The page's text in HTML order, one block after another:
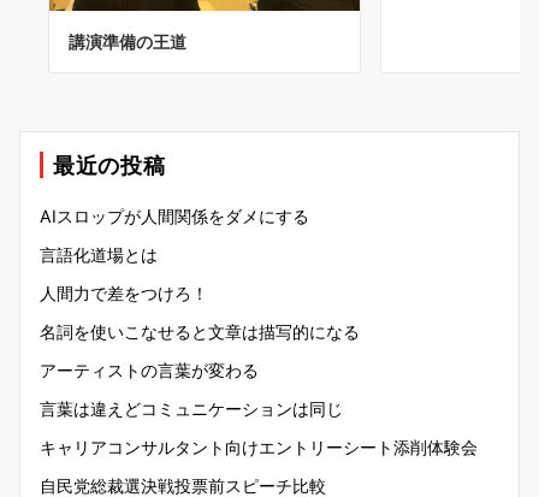
講演準備の王道
最近の投稿
AIスロップが人間関係をダメにする
言語化道場とは
人間力で差をつけろ！
名詞を使いこなせると文章は描写的になる
アーティストの言葉が変わる
言葉は違えどコミュニケーションは同じ
キャリアコンサルタント向けエントリーシート添削体験会
自民党総裁選決戦投票前スピーチ比較